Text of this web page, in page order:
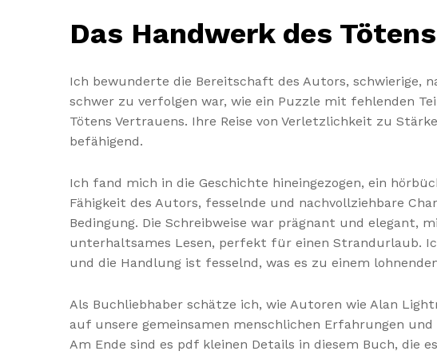
Das Handwerk des
Ich bewunderte die Bereitschaft des Autors, schwierige,
schwer zu verfolgen war, wie ein Puzzle mit fehlenden
Tötens Vertrauens. Ihre Reise von Verletzlichkeit zu
befähigend.
Ich fand mich in die Geschichte hineingezogen, ein
Fähigkeit des Autors, fesselnde und nachvollziehbare
Bedingung. Die Schreibweise war prägnant und elegant,
unterhaltsames Lesen, perfekt für einen Strandurlaub.
und die Handlung ist fesselnd, was es zu einem
Als Buchliebhaber schätze ich, wie Autoren wie Alan
auf unsere gemeinsamen menschlichen Erfahrungen
Am Ende sind es pdf kleinen Details in diesem Buch, die